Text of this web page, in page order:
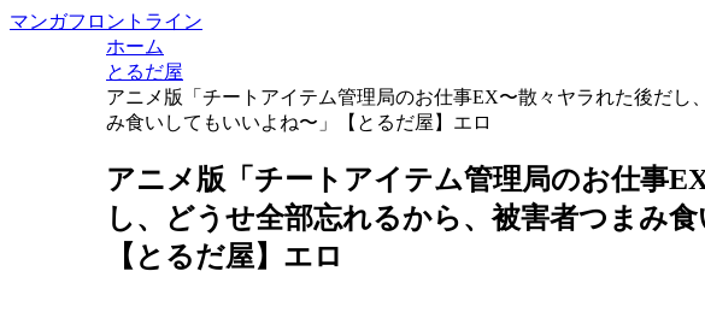
マンガフロントライン
ホーム
とるだ屋
アニメ版「チートアイテム管理局のお仕事EX〜散々ヤラれた後だし
み食いしてもいいよね〜」【とるだ屋】エロ
アニメ版「チートアイテム管理局のお仕事
し、どうせ全部忘れるから、被害者つまみ食
【とるだ屋】エロ